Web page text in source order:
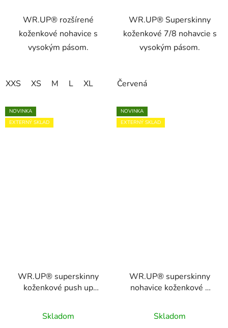
WR.UP® rozšírené
koženkové nohavice s
vysokým pásom.
XXS XS M L XL
WR.UP® Superskinny
koženkové 7/8 nohavcie s
vysokým pásom.
Červená
NOVINKA
EXTERNÝ SKLAD
WR.UP® superskinny
koženkové push up
vzhľadu, WRUP4HF248
Skladom
NOVINKA
EXTERNÝ SKLAD
WR.UP® superskinny
nohavice koženkové s
vysokým pásom,
WRUP2HS287
Skladom